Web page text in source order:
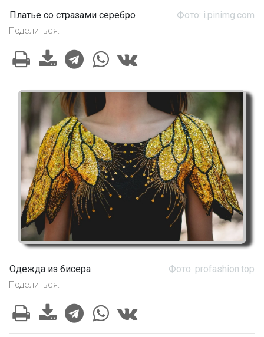
Платье со стразами серебро Фото: i.pinimg.com
Поделиться:
Одежда из бисера Фото: profashion.top
Поделиться: